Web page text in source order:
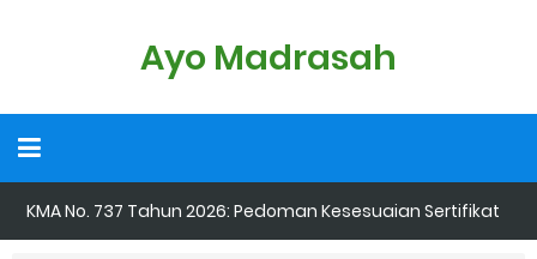
Ayo Madrasah
KMA No. 737 Tahun 2026: Pedoman Kesesuaian Sertifikat